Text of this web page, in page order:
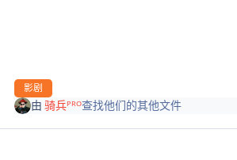
影剧
由骑兵ᴾᴿᴼ查找他们的其他文件